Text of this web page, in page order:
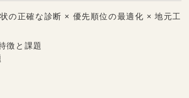
の正確な診断 × 優先順位の最適化 × 地元工
徴と課題